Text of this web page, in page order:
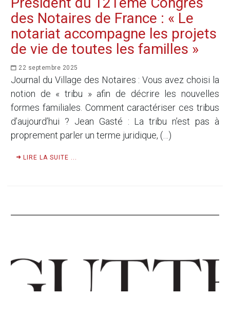
des Notaires de France : « Le
notariat accompagne les projets
de vie de toutes les familles »
22 septembre 2025
Journal du Village des Notaires : Vous avez choisi la
notion de « tribu » afin de décrire les nouvelles
formes familiales. Comment caractériser ces tribus
d’aujourd’hui ? Jean Gasté : La tribu n’est pas à
proprement parler un terme juridique, (…)
LIRE LA SUITE ...